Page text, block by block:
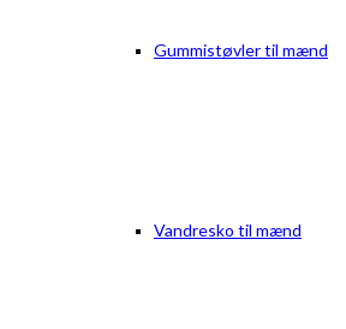
Gummistøvler til mænd
Vandresko til mænd